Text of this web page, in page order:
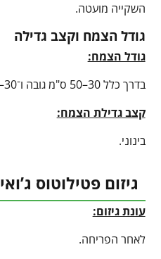
השקייה מועטה.
גודל הצמח וקצב גדילה
גודל הצמח:
בדרך כלל 30–50 ס"מ גובה ו־30–50 ס"מ רוחב.
קצב גדילת הצמח:
בינוני.
גיזום פטילוטוס ג’ואי
עונת גיזום:
לאחר הפריחה.